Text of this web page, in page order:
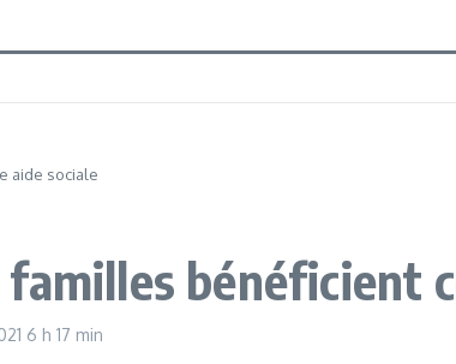
aide sociale
familles bénéficient
6 h 17 min